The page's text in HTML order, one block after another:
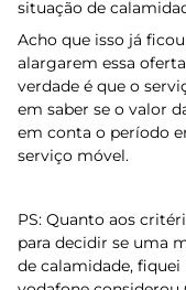
situação de
Acho que isso já
alargarem essa
verdade é que o
em saber se o valor
em conta o período
serviço móvel.
PS: Quanto aos
para decidir se uma
de calamidade, fiquei